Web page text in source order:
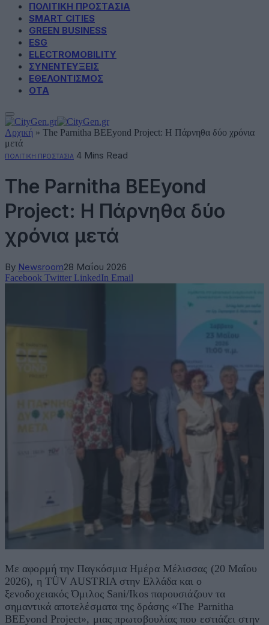
ΠΟΛΙΤΙΚΗ ΠΡΟΣΤΑΣΙΑ
SMART CITIES
GREEN BUSINESS
ESG
ELECTROMOBILITY
ΣΥΝΕΝΤΕΥΞΕΙΣ
ΕΘΕΛΟΝΤΙΣΜΟΣ
ΟΤΑ
Αρχική » The Parnitha BEEyond Project: Η Πάρνηθα δύο χρόνια
μετά
ΠΟΛΙΤΙΚΗ ΠΡΟΣΤΑΣΙΑ 4 Mins Read
The Parnitha BEEyond
Project: Η Πάρνηθα δύο
χρόνια μετά
By Newsroom28 Μαΐου 2026
Facebook Twitter LinkedIn Email
Με αφορμή την Παγκόσμια Ημέρα Μέλισσας (20 Μαΐου
2026), η TÜV AUSTRIA στην Ελλάδα και ο
ξενοδοχειακός Όμιλος Sani/Ikos παρουσιάζουν τα
σημαντικά αποτελέσματα της δράσης «The Parnitha
BEEyond Project», μιας πρωτοβουλίας που εστιάζει στην